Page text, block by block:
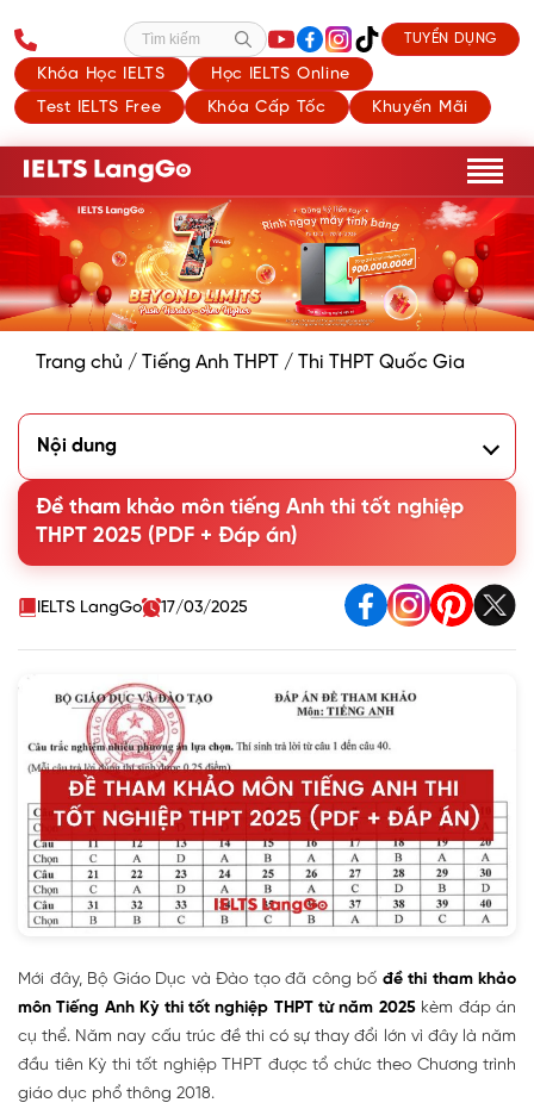
Khóa Học IELTS
Học IELTS Online
Test IELTS Free
Khóa Cấp Tốc Khuyến Mãi
Tìm kiếm TUYỂN DỤNG
Trang chủ / Tiếng Anh THPT / Thi THPT Quốc Gia
Nội dung
2. Đáp án đề tham khảo môn tiếng Anh Kỳ thi tốt nghiệp
THPT Quốc gia 2025
Đề tham khảo môn tiếng Anh thi tốt nghiệp
THPT 2025 (PDF + Đáp án)
IELTS LangGo 17/03/2025
Mới đây, Bộ Giáo Dục và Đào tạo đã công bố đề thi tham khảo
môn Tiếng Anh Kỳ thi tốt nghiệp THPT từ năm 2025kèm đáp án
cụ thể. Năm nay cấu trúc đề thi có sự thay đổi lớn vì đây là năm
đầu tiên Kỳ thi tốt nghiệp THPT được tổ chức theo Chương trình
giáo dục phổ thông 2018.